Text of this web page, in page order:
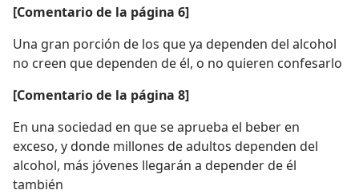
[Comentario de la página 6]
Una gran porción de los que ya dependen del alcohol
no creen que dependen de él, o no quieren confesarlo
[Comentario de la página 8]
En una sociedad en que se aprueba el beber en
exceso, y donde millones de adultos dependen del
alcohol, más jóvenes llegarán a depender de él
también